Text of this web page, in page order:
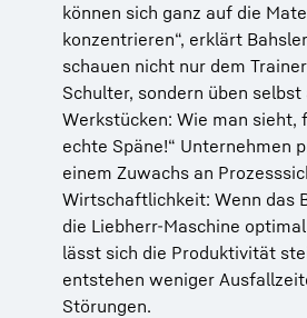
können sich ganz auf die
konzentrieren“, erklärt
schauen nicht nur dem
Schulter, sondern üben selbst
Werkstücken: Wie man sieht,
echte Späne!“ Unternehmen
einem Zuwachs an
Wirtschaftlichkeit: Wenn das
die Liebherr-Maschine
lässt sich die Produktivität
entstehen weniger
Störungen.